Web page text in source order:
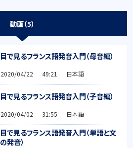
動画（5）
目で見るフランス語発音入門（母音編）
2020/04/22 49:21 日本語
目で見るフランス語発音入門（子音編）
2020/04/02 31:55 日本語
目で見るフランス語発音入門（単語と文
の発音）